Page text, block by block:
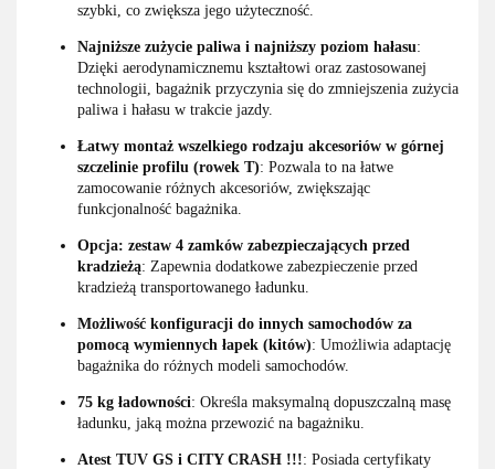
szybki, co zwiększa jego użyteczność.
Najniższe zużycie paliwa i najniższy poziom hałasu:
Dzięki aerodynamicznemu kształtowi oraz zastosowanej
technologii, bagażnik przyczynia się do zmniejszenia zużycia
paliwa i hałasu w trakcie jazdy.
Łatwy montaż wszelkiego rodzaju akcesoriów w górnej
szczelinie profilu (rowek T): Pozwala to na łatwe
zamocowanie różnych akcesoriów, zwiększając
funkcjonalność bagażnika.
Opcja: zestaw 4 zamków zabezpieczających przed
kradzieżą: Zapewnia dodatkowe zabezpieczenie przed
kradzieżą transportowanego ładunku.
Możliwość konfiguracji do innych samochodów za
pomocą wymiennych łapek (kitów): Umożliwia adaptację
bagażnika do różnych modeli samochodów.
75 kg ładowności: Określa maksymalną dopuszczalną masę
ładunku, jaką można przewozić na bagażniku.
Atest TUV GS i CITY CRASH !!!: Posiada certyfikaty